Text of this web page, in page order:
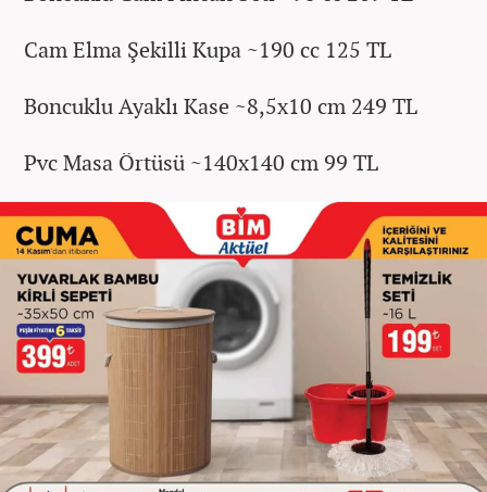
Cam Elma Şekilli Kupa ~190 cc 125 TL
Boncuklu Ayaklı Kase ~8,5x10 cm 249 TL
Pvc Masa Örtüsü ~140x140 cm 99 TL